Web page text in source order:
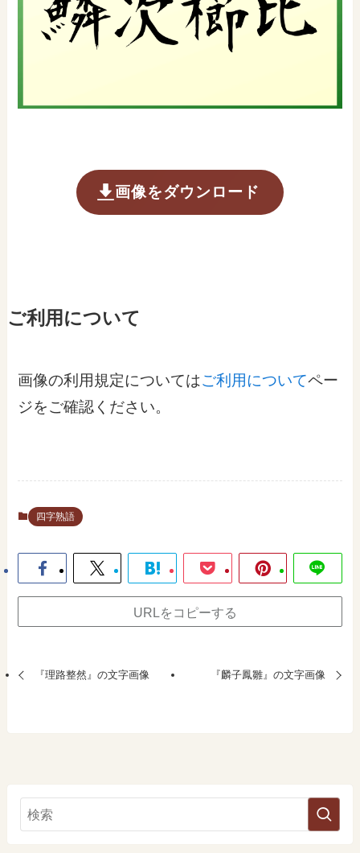
画像をダウンロード
ご利用について
画像の利用規定についてはご利用についてペー
ジをご確認ください。
四字熟語
URLをコピーする
『理路整然』の文字画像 『麟子鳳雛』の文字画像